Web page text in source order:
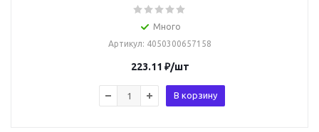
Много
Артикул: 4050300657158
223.11 ₽/шт
В корзину